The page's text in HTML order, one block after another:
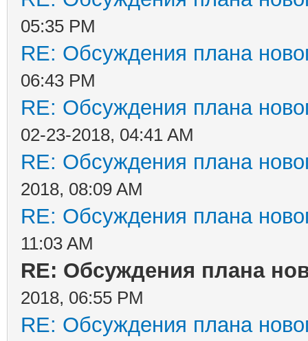
05:35 PM
RE: Обсуждения плана
06:43 PM
RE: Обсуждения плана
02-23-2018, 04:41 AM
RE: Обсуждения плана
2018, 08:09 AM
RE: Обсуждения плана
11:03 AM
RE: Обсуждения плана
2018, 06:55 PM
RE: Обсуждения плана